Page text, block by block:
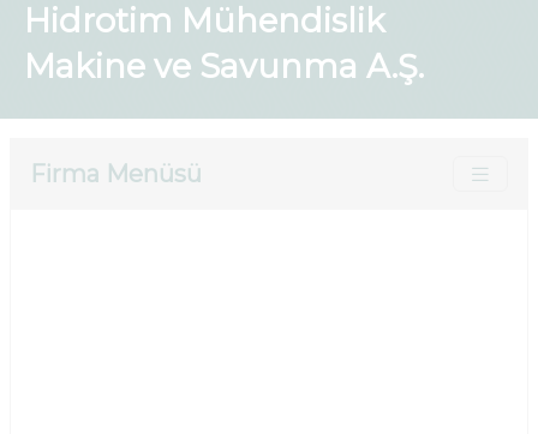
Hidrotim Mühendislik
Makine ve Savunma A.Ş.
Firma Menüsü